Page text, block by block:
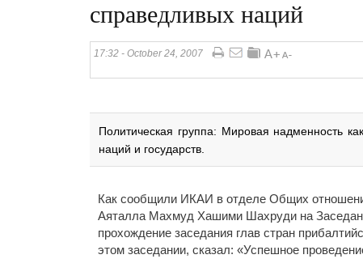
справедливых наций
17:32 - October 24, 2007
Политическая группа: Мировая надменность
наций и государств.
Как сообщили ИКАИ в отделе Общих
Аяталла Махмуд Хашими Шахруди на
прохождение заседания глав стран
этом заседании, сказал: «Успешное